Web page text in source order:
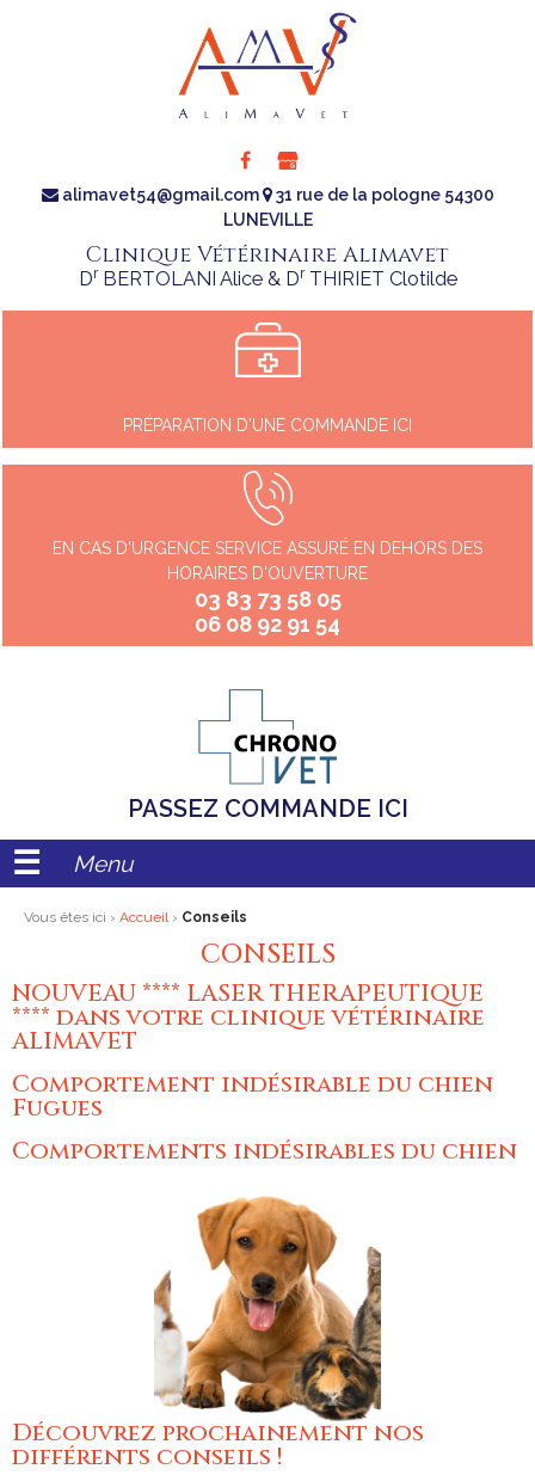
alimavet54@gmail.com
31 rue de la pologne 54300
LUNEVILLE
Clinique Vétérinaire Alimavet
Dr BERTOLANI Alice & Dr THIRIET Clotilde
PRÉPARATION D'UNE COMMANDE ICI
EN CAS D'URGENCE SERVICE ASSURÉ EN DEHORS DES
HORAIRES D'OUVERTURE
03 83 73 58 05
06 08 92 91 54
PASSEZ COMMANDE ICI
Menu
Vous êtes ici › Accueil› Conseils
CONSEILS
NOUVEAU **** LASER THERAPEUTIQUE
**** dans votre clinique vétérinaire
ALIMAVET
Comportement indésirable du chien
Fugues
Comportements indésirables du chien
Découvrez prochainement nos
différents conseils !